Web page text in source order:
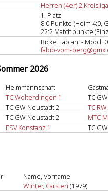
Herren (4er)
1. Platz
8:0 Punkte (Heim 4:0,
22:2 Matchpunkte
Bickel Fabian - Mobil:
fabib-vom-
2026
Heimmannschaft
TC Wolterdingen 1 TC
TC GW Neustadt 2 TC
TC GW Neustadt 2 MTC
ESV Konstanz 1 TC
Name, Vorname
Winter, Carsten (1979)